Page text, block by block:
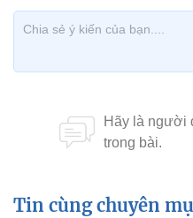
Tin cùng chuyên